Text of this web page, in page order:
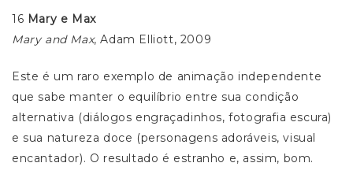
16 Mary e Max
Mary and Max, Adam Elliott, 2009
Este é um raro exemplo de animação independente
que sabe manter o equilíbrio entre sua condição
alternativa (diálogos engraçadinhos, fotografia escura)
e sua natureza doce (personagens adoráveis, visual
encantador). O resultado é estranho e, assim, bom.